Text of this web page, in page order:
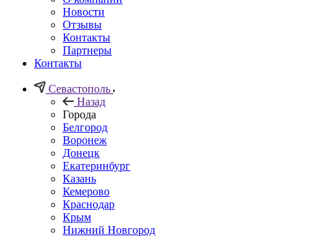
Новости
Отзывы
Контакты
Партнеры
Контакты
Севастополь
Назад
Города
Белгород
Воронеж
Донецк
Екатеринбург
Казань
Кемерово
Краснодар
Крым
Нижний Новгород